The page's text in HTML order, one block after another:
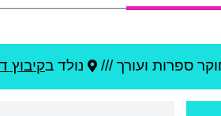
ספרות ועורך /// נולד בקיבוץ